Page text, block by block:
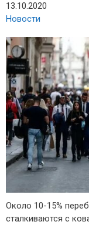
13.10.2020
Новости
Около 10-15%
сталкиваются с